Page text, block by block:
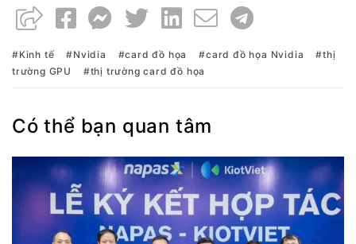
Kinh tế Nvidia card đồ họa card đồ họa Nvidia
thị
trường GPU
thị trường card đồ họa
Có thể bạn quan tâm